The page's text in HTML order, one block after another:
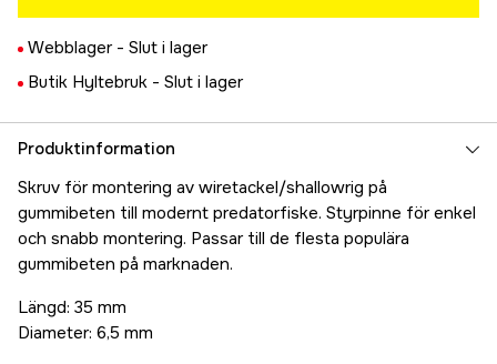
Webblager - Slut i lager
Butik Hyltebruk - Slut i lager
Produktinformation
Skruv för montering av wiretackel/shallowrig på
gummibeten till modernt predatorfiske. Styrpinne för enkel
och snabb montering. Passar till de flesta populära
gummibeten på marknaden.
Längd: 35 mm
Diameter: 6,5 mm